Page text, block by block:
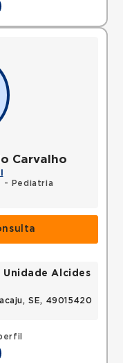
Carvalho
- Pediatria
Unidade Alcides
SE, 49015420